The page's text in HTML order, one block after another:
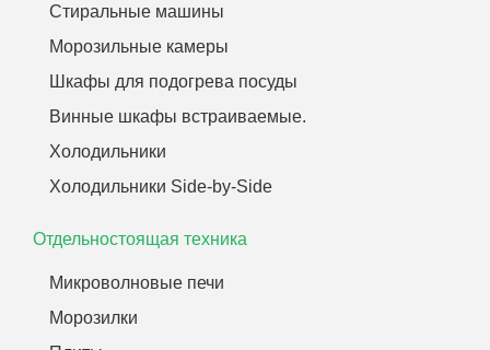
Стиральные машины
Морозильные камеры
Шкафы для подогрева посуды
Винные шкафы встраиваемые.
Холодильники
Холодильники Side-by-Side
Отдельностоящая техника
Микроволновые печи
Морозилки